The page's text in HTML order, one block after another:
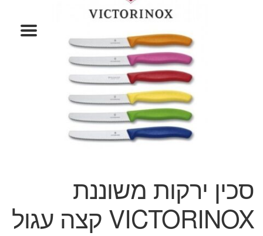
המותגים שלנו
מאמרים
עגלת קניות
תשלום
סכין ירקות משוננת
VICTORINOX קצה עגול